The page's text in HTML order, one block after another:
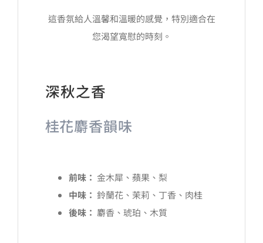
這香氛給人溫馨和溫暖的感覺，特別適合在
您渴望寬慰的時刻。
深秋之香
桂花麝香韻味
前味： 金木犀、蘋果、梨
中味： 鈴蘭花、茉莉、丁香、肉桂
後味： 麝香、琥珀、木質